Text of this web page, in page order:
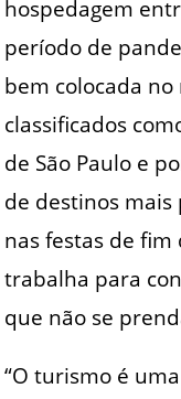
hospedagem
período de
bem colocada
classificados
de São Paulo e
de destinos
nas festas de fim
trabalha para
que não se
“O turismo é